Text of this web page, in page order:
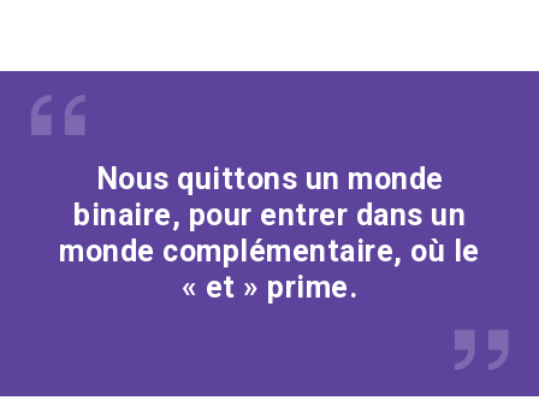
Nous quittons un monde
binaire, pour entrer dans un
monde complémentaire, où le
« et » prime.